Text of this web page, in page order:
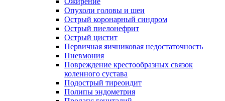
Опухоли головы и шеи
Острый коронарный синдром
Острый пиелонефрит
Острый цистит
Первичная яичниковая недостаточность
Пневмония
Повреждение крестообразных связок
коленного сустава
Подострый тиреоидит
Полипы эндометрия